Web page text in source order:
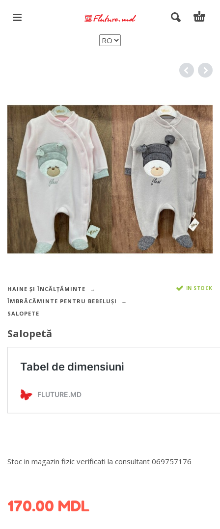
HAINE ȘI ÎNCĂLȚĂMINTE
ÎMBRĂCĂMINTE PENTRU BEBELUȘI
SALOPETE
IN STOCK
Salopetă
Stoc in magazin fizic verificati la consultant 069757176
170.00 MDL